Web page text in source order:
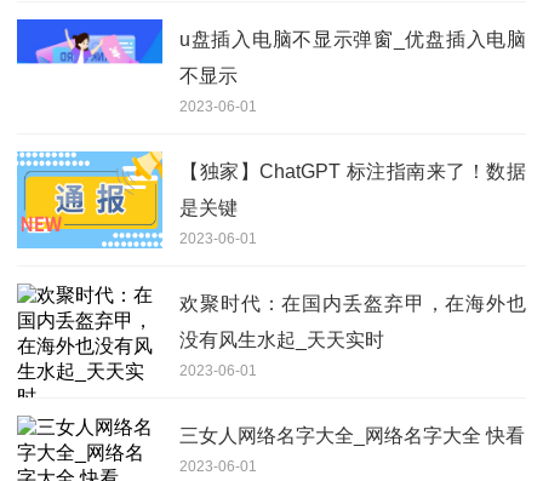
u盘插入电脑不显示弹窗_优盘插入电脑
不显示
2023-06-01
【独家】ChatGPT 标注指南来了！数据
是关键
2023-06-01
欢聚时代：在国内丢盔弃甲，在海外也
没有风生水起_天天实时
2023-06-01
三女人网络名字大全_网络名字大全 快看
2023-06-01